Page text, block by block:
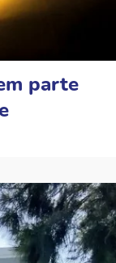
parte